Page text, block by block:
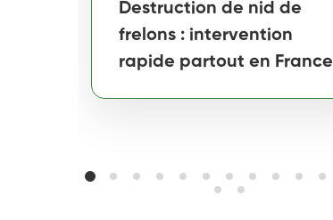
Destruction de nid de
frelons : intervention
rapide partout en France